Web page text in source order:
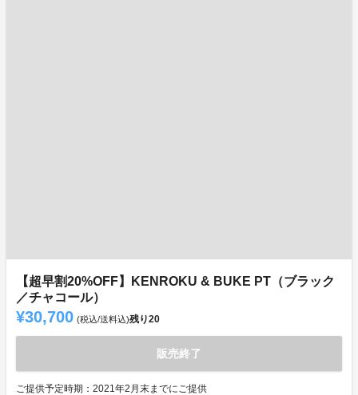
【超早割20%OFF】KENROKU & BUKE PT（ブラック
／チャコール）
¥30,700 (税込/送料込)残り20
販売終了
ご提供予定時期：2021年2月末までにご提供